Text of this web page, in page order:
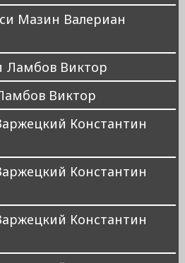
Мазин Валериан
Ламбов Виктор
Виктор
Константин
Константин
Константин